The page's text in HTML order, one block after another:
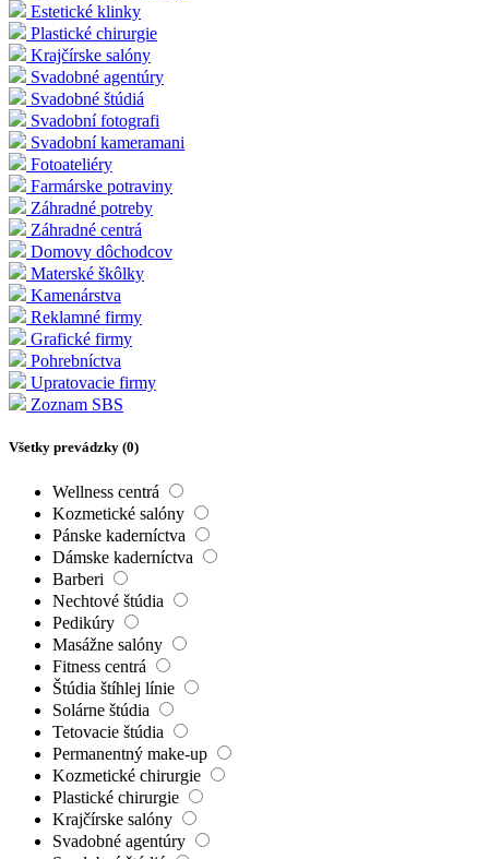
Estetické klinky
Plastické chirurgie
Krajčírske salóny
Svadobné agentúry
Svadobné štúdiá
Svadobní fotografi
Svadobní kameramani
Fotoateliéry
Farmárske potraviny
Záhradné potreby
Záhradné centrá
Domovy dôchodcov
Materské škôlky
Kamenárstva
Reklamné firmy
Grafické firmy
Pohrebníctva
Upratovacie firmy
Zoznam SBS
Všetky prevádzky (0)
Wellness centrá
Kozmetické salóny
Pánske kaderníctva
Dámske kaderníctva
Barberi
Nechtové štúdia
Pedikúry
Masážne salóny
Fitness centrá
Štúdia štíhlej línie
Solárne štúdia
Tetovacie štúdia
Permanentný make-up
Kozmetické chirurgie
Plastické chirurgie
Krajčírske salóny
Svadobné agentúry